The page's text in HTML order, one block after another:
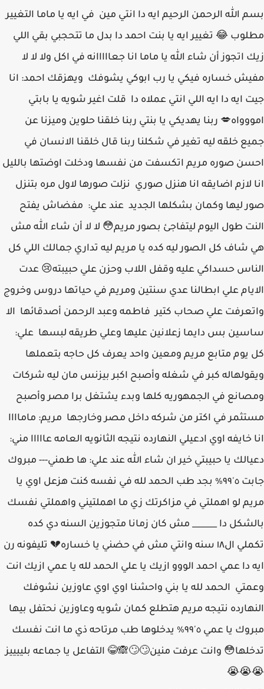
بسم الله الرحمن الرحيم ايه دا انتي مين في ايه يا ماما التغيير
مطلوب 😂 تغيير ايه يا بنت احمد دا بدل ما تتحجبي بقي اللي
زيك اتجوز أن شاء الله يا ماما انا جعااااانه في اكل ولا لا لا
مفيش خساره فيكي يا رب ابوكي يشوفك ويهزقك احمد: انا
جيت ايه دا ايه اللي انتي عملاه دا قلت اغير شويه يا بابتي
امووواه💋 ربنا يهديكي يا بنتي ربنا خلقنا حلوين وميزنا عن
جميع خلقه ليه تغير في شكلنا ربنا قال خلقنا الانسان في
احسن صوره مريم اتكسفت من نفسها ودخلت اوضتها بالليل
انا لازم اضايقه انا هنزل صوري نزلت صورها لاول مره بتنزل
صور ليها وكمان بشكلها الجديد عند علي: مفضاش يفتح
النت طول اليوم ليتفاجئ بصور مريم😳 لا لا أن شاء الله مش
هي شاف كل الصور ليه كده يا مريم ليه تداري جمالك اللي كل
الناس حسداكي عليه وقفل اللاب وحزن علي حبيبته😢 عدت
الايام علي ابطالنا عدي سنتين ومريم في حياتها دروس وخروج
واتعرفت علي صحاب كتير فاطمه وعبد الرحمن أصدقائها الا
ساسين بس دايما زعلانين عليها وعلي طريقه لبسها علي:
كل يوم متابع مريم ومعين واحد يعرف كل حاجه بتعملها
ويقولهاله كبر في شغله وأصبح اكبر بيزنس مان ليه شركات
ومصانع في الجمهوريه كلها وبدء يشتغل برا مصر وأصبح
مستثمر في اكتر من شركه داخل مصر وخارجها مريم: ماماااا
انا خايفه اوي ادعيلي النهارده نتيجه الثانويه العامه عااااا مني:
دعيالك يا حبيبتي خير ان شاء الله عند علي: ها طمني--- مبروك
جابت ٥'٩٩٪ بجد طب الحمد لله في نفسه كنت هزعل اوي يا
مريم لو اهملتي في مزاكرتك زي ما اهملتيني واهملتي نفسك
بالشكل دا ______ مش كان زمانا متجوزين السنه دي كده
تكملي ال١٨ سنه وانتي مش في حضني يا خساره💔 تليفونه رن
ايه دا عمي احمد الووو ازيك يا علي الحمد لله يا عمي ازيك انت
وعمتي الحمد لله يا بني واحشنا اوي اوي عاوزين نشوفك
النهارده نتيجه مريم هتطلع كمان شويه وعاوزين نحتفل بيها
مبروك يا عمي ٥'٩٩٪ يدخلوها طب مرتاحه ذي ما انت نفسك
تدخلها😳 وانت عرفت منين🙄🙄🙈😂 التفاعل يا جماعه بلييييز
😭😭😭